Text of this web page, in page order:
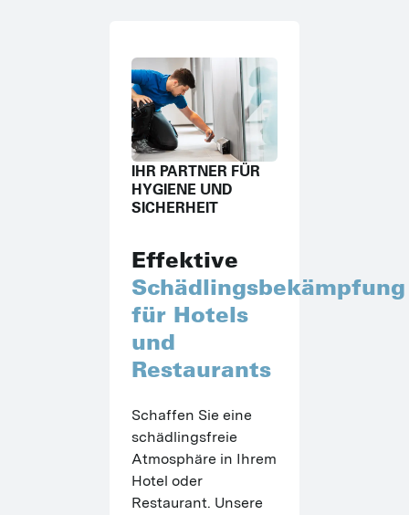
IHR PARTNER FÜR
HYGIENE UND
SICHERHEIT
Effektive
Schädlingsbekämpfung
für Hotels
und
Restaurants
Schaffen Sie eine
schädlingsfreie
Atmosphäre in Ihrem
Hotel oder
Restaurant. Unsere